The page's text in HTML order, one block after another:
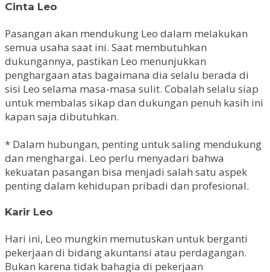
Cinta Leo
Pasangan akan mendukung Leo dalam melakukan
semua usaha saat ini. Saat membutuhkan
dukungannya, pastikan Leo menunjukkan
penghargaan atas bagaimana dia selalu berada di
sisi Leo selama masa-masa sulit. Cobalah selalu siap
untuk membalas sikap dan dukungan penuh kasih ini
kapan saja dibutuhkan.
* Dalam hubungan, penting untuk saling mendukung
dan menghargai. Leo perlu menyadari bahwa
kekuatan pasangan bisa menjadi salah satu aspek
penting dalam kehidupan pribadi dan profesional.
Karir Leo
Hari ini, Leo mungkin memutuskan untuk berganti
pekerjaan di bidang akuntansi atau perdagangan.
Bukan karena tidak bahagia di pekerjaan